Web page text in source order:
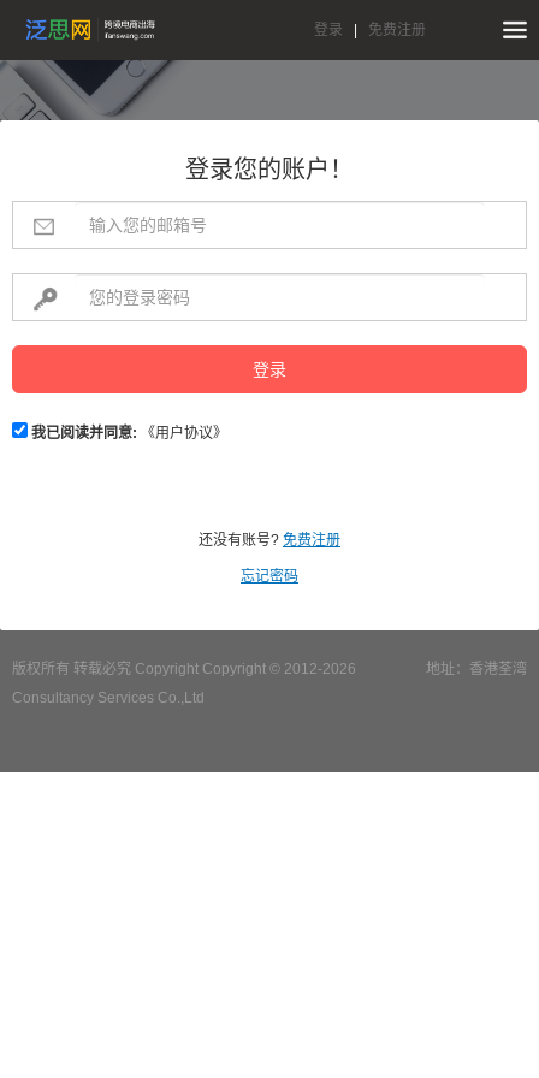
登录 免费注册
登录您的账户！
登录
我已阅读并同意: 《用户协议》
还没有账号? 免费注册
忘记密码
地址：香港荃湾
版权所有 转载必究 Copyright Copyright © 2012-2026
Consultancy Services Co.,Ltd